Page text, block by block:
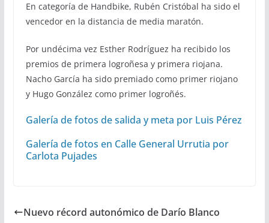
En categoría de Handbike, Rubén Cristóbal ha sido el
vencedor en la distancia de media maratón.
Por undécima vez Esther Rodríguez ha recibido los
premios de primera logroñesa y primera riojana.
Nacho García ha sido premiado como primer riojano
y Hugo González como primer logroñés.
Galería de fotos de salida y meta por Luis Pérez
Galería de fotos en Calle General Urrutia por
Carlota Pujades
Nuevo récord autonómico de Darío Blanco